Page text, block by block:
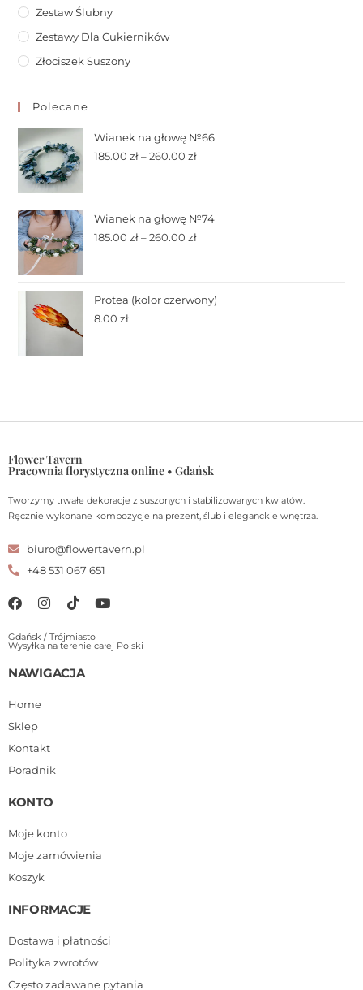
Zestaw Ślubny
Zestawy Dla Cukierników
Złociszek Suszony
Polecane
Wianek na głowę №66
185.00zł – 260.00zł
Wianek na głowę №74
185.00zł – 260.00zł
Protea (kolor czerwony)
8.00zł
Flower Tavern
Pracownia florystyczna online • Gdańsk
Tworzymy trwałe dekoracje z suszonych i stabilizowanych kwiatów.
Ręcznie wykonane kompozycje na prezent, ślub i eleganckie wnętrza.
biuro@flowertavern.pl
+48 531 067 651
Gdańsk / Trójmiasto
Wysyłka na terenie całej Polski
NAWIGACJA
Home
Sklep
Kontakt
Poradnik
KONTO
Moje konto
Moje zamówienia
Koszyk
INFORMACJE
Dostawa i płatności
Polityka zwrotów
Często zadawane pytania